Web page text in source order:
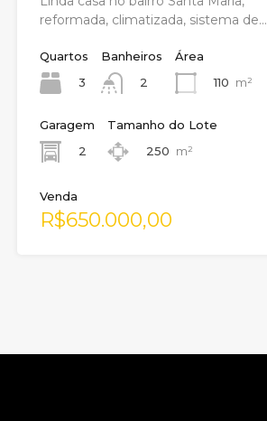
reformada, climatizada, sistema de…
Quartos
3
Banheiros
2
Área
110 m²
Garagem
2
Tamanho do Lote
250 m²
Venda
R$650.000,00